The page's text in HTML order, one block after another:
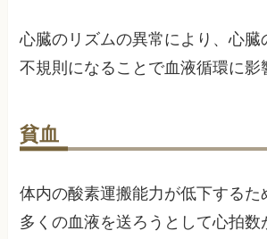
心臓のリズムの異常により、心臓
不規則になることで血液循環に影
貧血
体内の酸素運搬能力が低下するた
多くの血液を送ろうとして心拍数